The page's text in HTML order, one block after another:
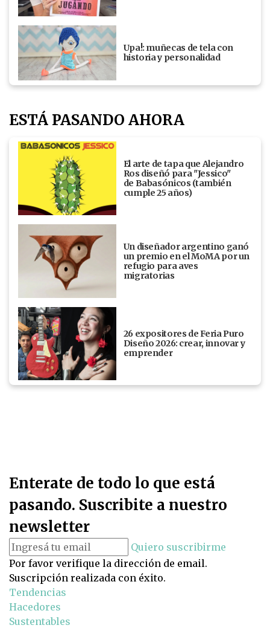
Upa!: muñecas de tela con
historia y personalidad
ESTÁ PASANDO AHORA
El arte de tapa que Alejandro
Ros diseñó para "Jessico"
de Babasónicos (también
cumple 25 años)
Un diseñador argentino ganó
un premio en el MoMA por un
refugio para aves
migratorias
26 expositores de Feria Puro
Diseño 2026: crear, innovar y
emprender
Enterate de todo lo que está
pasando. Suscribite a nuestro
newsletter
Quiero suscribirme
Por favor verifique la dirección de email.
Suscripción realizada con éxito.
Tendencias
Hacedores
Sustentables